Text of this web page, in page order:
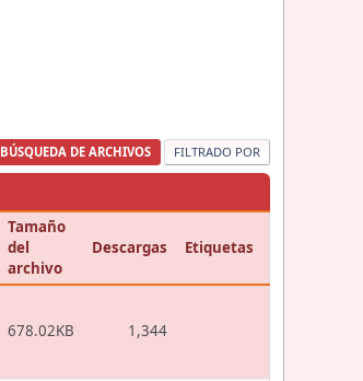
BÚSQUEDA DE ARCHIVOS FILTRADO POR
Tamaño
del
archivo
Descargas Etiquetas
678.02KB 1,344